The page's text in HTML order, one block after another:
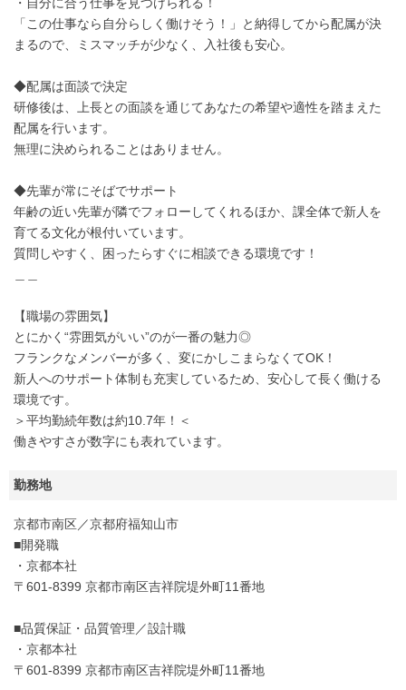
「この仕事なら自分らしく働けそう！」と納得してから配属が決
まるので、ミスマッチが少なく、入社後も安心。
◆配属は面談で決定
研修後は、上長との面談を通じてあなたの希望や適性を踏まえた
配属を行います。
無理に決められることはありません。
◆先輩が常にそばでサポート
年齢の近い先輩が隣でフォローしてくれるほか、課全体で新人を
育てる文化が根付いています。
質問しやすく、困ったらすぐに相談できる環境です！
【職場の雰囲気】
とにかく“雰囲気がいい”のが一番の魅力◎
フランクなメンバーが多く、変にかしこまらなくてOK！
新人へのサポート体制も充実しているため、安心して長く働ける
環境です。
＞平均勤続年数は約10.7年！＜
働きやすさが数字にも表れています。
勤務地
京都市南区／京都府福知山市
■開発職
・京都本社
〒601-8399 京都市南区吉祥院堤外町11番地
■品質保証・品質管理／設計職
・京都本社
〒601-8399 京都市南区吉祥院堤外町11番地